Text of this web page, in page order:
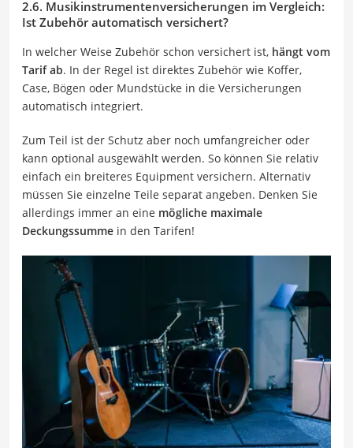
2.6. Musikinstrumentenversicherungen im Vergleich:
Ist Zubehör automatisch versichert?
In welcher Weise Zubehör schon versichert ist, hängt vom
Tarif ab. In der Regel ist direktes Zubehör wie Koffer,
Case, Bögen oder Mundstücke in die Versicherungen
automatisch integriert.
Zum Teil ist der Schutz aber noch umfangreicher oder
kann optional ausgewählt werden. So können Sie relativ
einfach ein breiteres Equipment versichern. Alternativ
müssen Sie einzelne Teile separat angeben. Denken Sie
allerdings immer an eine mögliche maximale
Deckungssumme in den Tarifen!